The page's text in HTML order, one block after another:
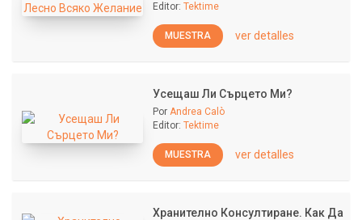
Editor: Tektime
MUESTRA ver detalles
Усещаш Ли Сърцето Ми?
Por Andrea Calò
Editor: Tektime
MUESTRA ver detalles
Хранително Консултиране. Как Да